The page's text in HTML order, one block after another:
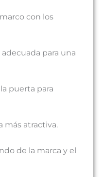
con los
para una
puerta para
más atractiva.
de la marca y el